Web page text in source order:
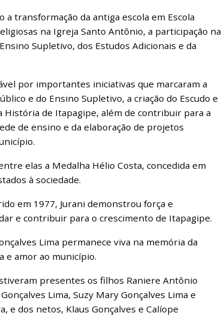
transformação da antiga escola em Escola
na Igreja Santo Antônio, a participação na
Supletivo, dos Estudos Adicionais e da
por importantes iniciativas que marcaram a
e do Ensino Supletivo, a criação do Escudo e
História de Itapagipe, além de contribuir para a
de ensino e da elaboração de projetos
elas a Medalha Hélio Costa, concedida em
à sociedade.
em 1977, Jurani demonstrou força e
e contribuir para o crescimento de Itapagipe.
Lima permanece viva na memória da
e amor ao município.
presentes os filhos Raniere Antônio
Lima, Suzy Mary Gonçalves Lima e
e dos netos, Klaus Gonçalves e Calíope